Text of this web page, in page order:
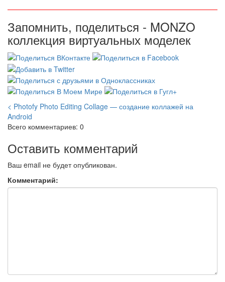
Запомнить, поделиться - MONZO
коллекция виртуальных моделек
< Photofy Photo Editing Collage — создание коллажей на
Android
Всего комментариев: 0
Оставить комментарий
Ваш email не будет опубликован.
Комментарий: